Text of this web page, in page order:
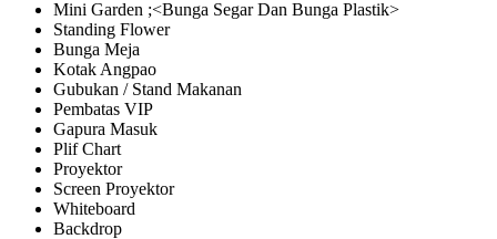
Mini Garden ;<Bunga Segar Dan Bunga Plastik>
Standing Flower
Bunga Meja
Kotak Angpao
Gubukan / Stand Makanan
Pembatas VIP
Gapura Masuk
Plif Chart
Proyektor
Screen Proyektor
Whiteboard
Backdrop